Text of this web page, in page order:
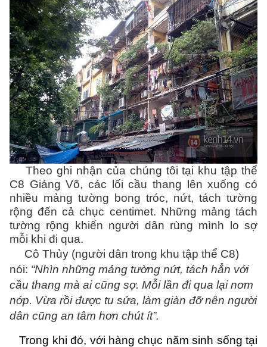
Theo ghi nhận của chúng tôi tại khu tập thể
C8 Giảng Võ, các lối cầu thang lên xuống có
nhiều mảng tường bong tróc, nứt, tách tường
rộng đến cả chục centimet. Những mảng tách
tường rộng khiến người dân rùng mình lo sợ
mỗi khi đi qua.
Cô Thủy (người dân trong khu tập thể C8)
nói: “Nhìn những mảng tường nứt, tách hẳn với
cầu thang mà ai cũng sợ. Mỗi lần đi qua lại nơm
nớp. Vừa rồi được tu sửa, làm giàn đỡ nên người
dân cũng an tâm hơn chút ít”.
Trong khi đó, với hàng chục năm sinh sống tại